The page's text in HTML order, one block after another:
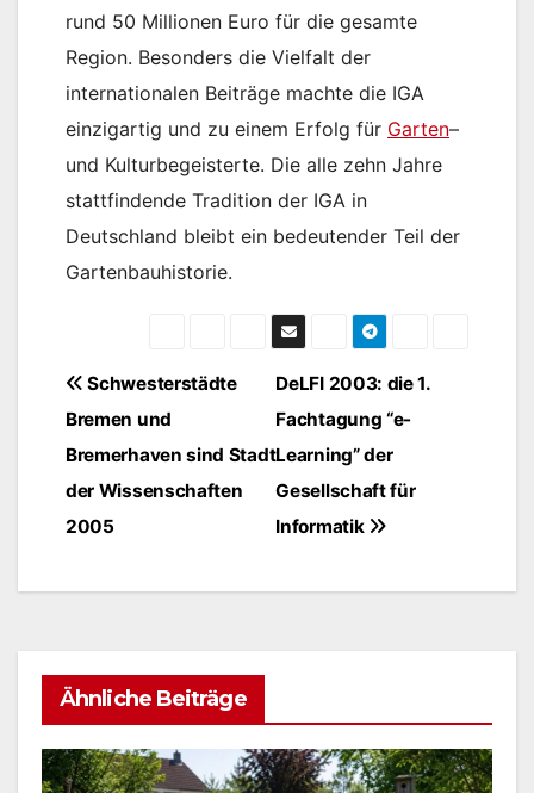
rund 50 Millionen Euro für die gesamte
Region. Besonders die Vielfalt der
internationalen Beiträge machte die IGA
einzigartig und zu einem Erfolg für Garten–
und Kulturbegeisterte. Die alle zehn Jahre
stattfindende Tradition der IGA in
Deutschland bleibt ein bedeutender Teil der
Gartenbauhistorie.
Beitragsnavigation
DeLFI 2003: die 1.
Fachtagung “e-
Learning” der
Gesellschaft für
Informatik
Schwesterstädte
Bremen und
Bremerhaven sind Stadt
der Wissenschaften
2005
Ähnliche Beiträge